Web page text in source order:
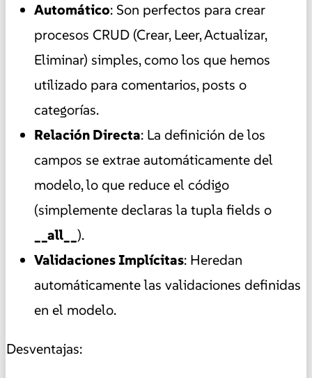
Automático: Son perfectos para crear
procesos CRUD (Crear, Leer, Actualizar,
Eliminar) simples, como los que hemos
utilizado para comentarios, posts o
categorías.
Relación Directa: La definición de los
campos se extrae automáticamente del
modelo, lo que reduce el código
(simplemente declaras la tupla fields o
__all__ ).
Validaciones Implícitas: Heredan
automáticamente las validaciones definidas
en el modelo.
Desventajas: